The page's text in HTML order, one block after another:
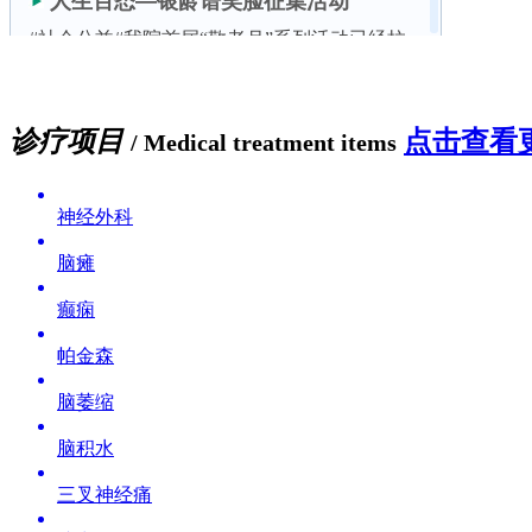
诊疗项目 / Medical treatment items 点击查看
神经外科
脑瘫
癫痫
帕金森
脑萎缩
脑积水
三叉神经痛